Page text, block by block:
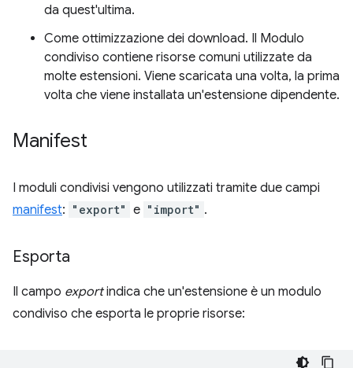
da quest'ultima.
Come ottimizzazione dei download. Il Modulo
condiviso contiene risorse comuni utilizzate da
molte estensioni. Viene scaricata una volta, la prima
volta che viene installata un'estensione dipendente.
Manifest
I moduli condivisi vengono utilizzati tramite due campi
manifest: "export" e "import" .
Esporta
Il campo exportindica che un'estensione è un modulo
condiviso che esporta le proprie risorse: